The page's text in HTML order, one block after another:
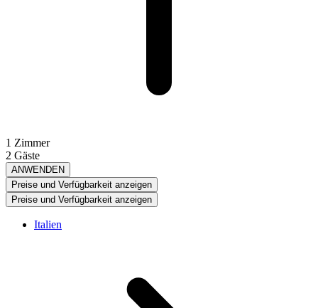
1 Zimmer
2 Gäste
ANWENDEN
Preise und Verfügbarkeit anzeigen
Preise und Verfügbarkeit anzeigen
Italien